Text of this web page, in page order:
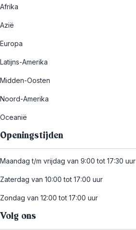
Afrika
Azië
Europa
Latijns-Amerika
Midden-Oosten
Noord-Amerika
Oceanië
Openingstijden
Maandag t/m vrijdag van 9:00 tot 17:30 uur
Zaterdag van 10:00 tot 17:00 uur
Zondag van 12:00 tot 17:00 uur
Volg ons